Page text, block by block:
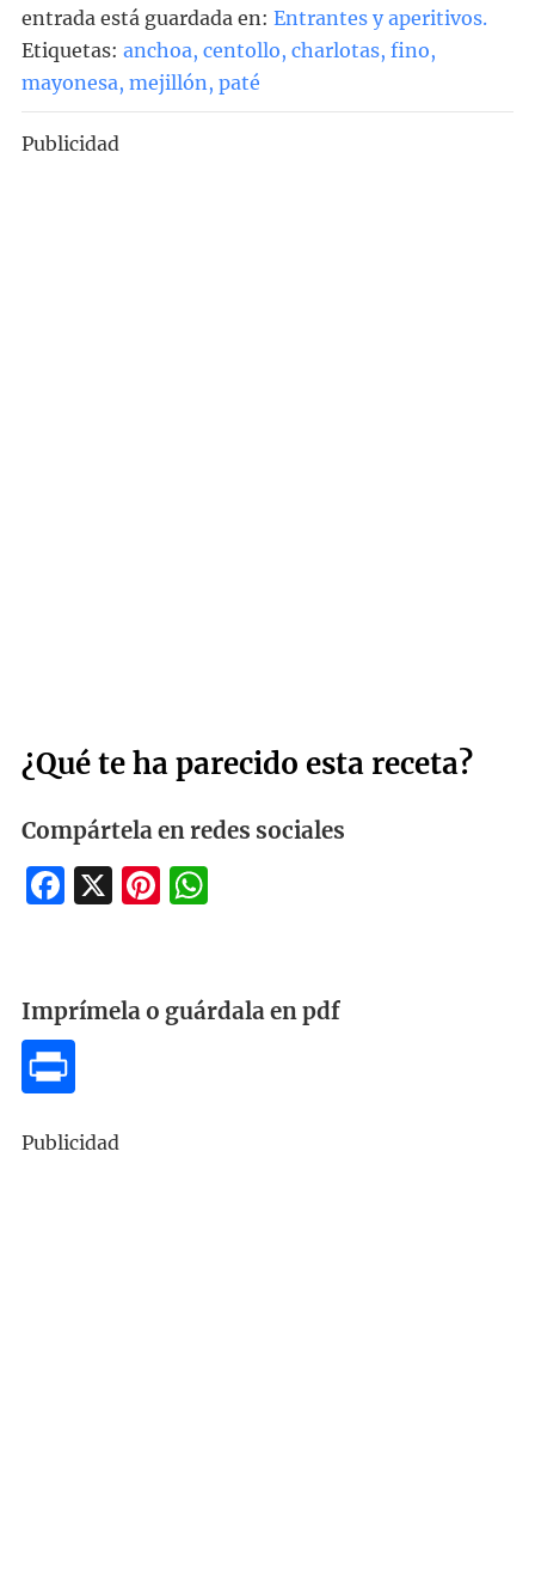
entrada está guardada en: Entrantes y aperitivos.
Etiquetas: anchoa, centollo, charlotas, fino,
mayonesa, mejillón, paté
Publicidad
¿Qué te ha parecido esta receta?
Compártela en redes sociales
Facebook
X Pinterest
WhatsApp
Imprímela o guárdala en pdf
Publicidad